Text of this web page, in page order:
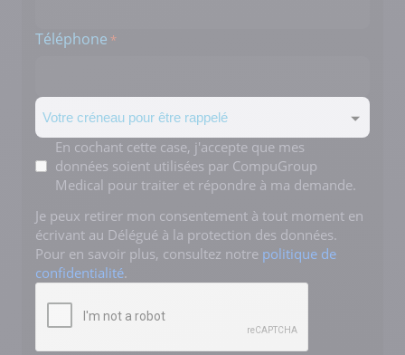
Téléphone *
Créneau
Mentions
*
En cochant cette case, j'accepte que mes
données soient utilisées par CompuGroup
Medical pour traiter et répondre à ma demande.
Je peux retirer mon consentement à tout moment en
écrivant au Délégué à la protection des données.
Pour en savoir plus, consultez notre politique de
confidentialité.